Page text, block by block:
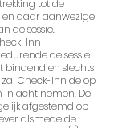
tot de
en daar aanwezige
de sessie.
Inn
de sessie
bindend en slechts
Check-Inn de op
acht nemen. De
afgestemd op
alsmede de